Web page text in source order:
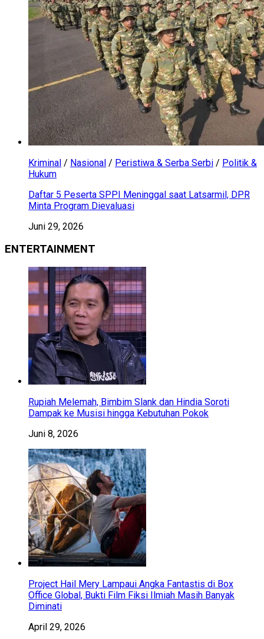
Kriminal / Nasional / Peristiwa & Serba Serbi / Politik &
Hukum
Daftar 5 Peserta SPPI Meninggal saat Latsarmil, DPR
Minta Program Dievaluasi
Juni 29, 2026
ENTERTAINMENT
Rupiah Melemah, Bimbim Slank dan Hindia Soroti
Dampak ke Musisi hingga Kebutuhan Pokok
Juni 8, 2026
Project Hail Mery Lampaui Angka Fantastis di Box
Office Global, Bukti Film Fiksi Ilmiah Masih Banyak
Diminati
April 29, 2026